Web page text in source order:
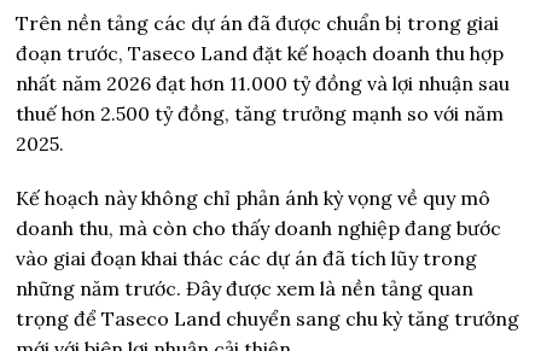
Trên nền tảng các dự án đã được chuẩn bị trong giai
đoạn trước, Taseco Land đặt kế hoạch doanh thu hợp
nhất năm 2026 đạt hơn 11.000 tỷ đồng và lợi nhuận sau
thuế hơn 2.500 tỷ đồng, tăng trưởng mạnh so với năm
2025.
Kế hoạch này không chỉ phản ánh kỳ vọng về quy mô
doanh thu, mà còn cho thấy doanh nghiệp đang bước
vào giai đoạn khai thác các dự án đã tích lũy trong
những năm trước. Đây được xem là nền tảng quan
trọng để Taseco Land chuyển sang chu kỳ tăng trưởng